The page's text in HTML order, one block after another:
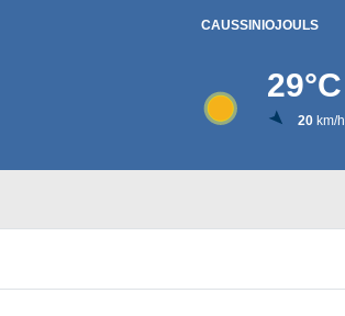
CAUSSINIOJOULS
29°C
20km/h